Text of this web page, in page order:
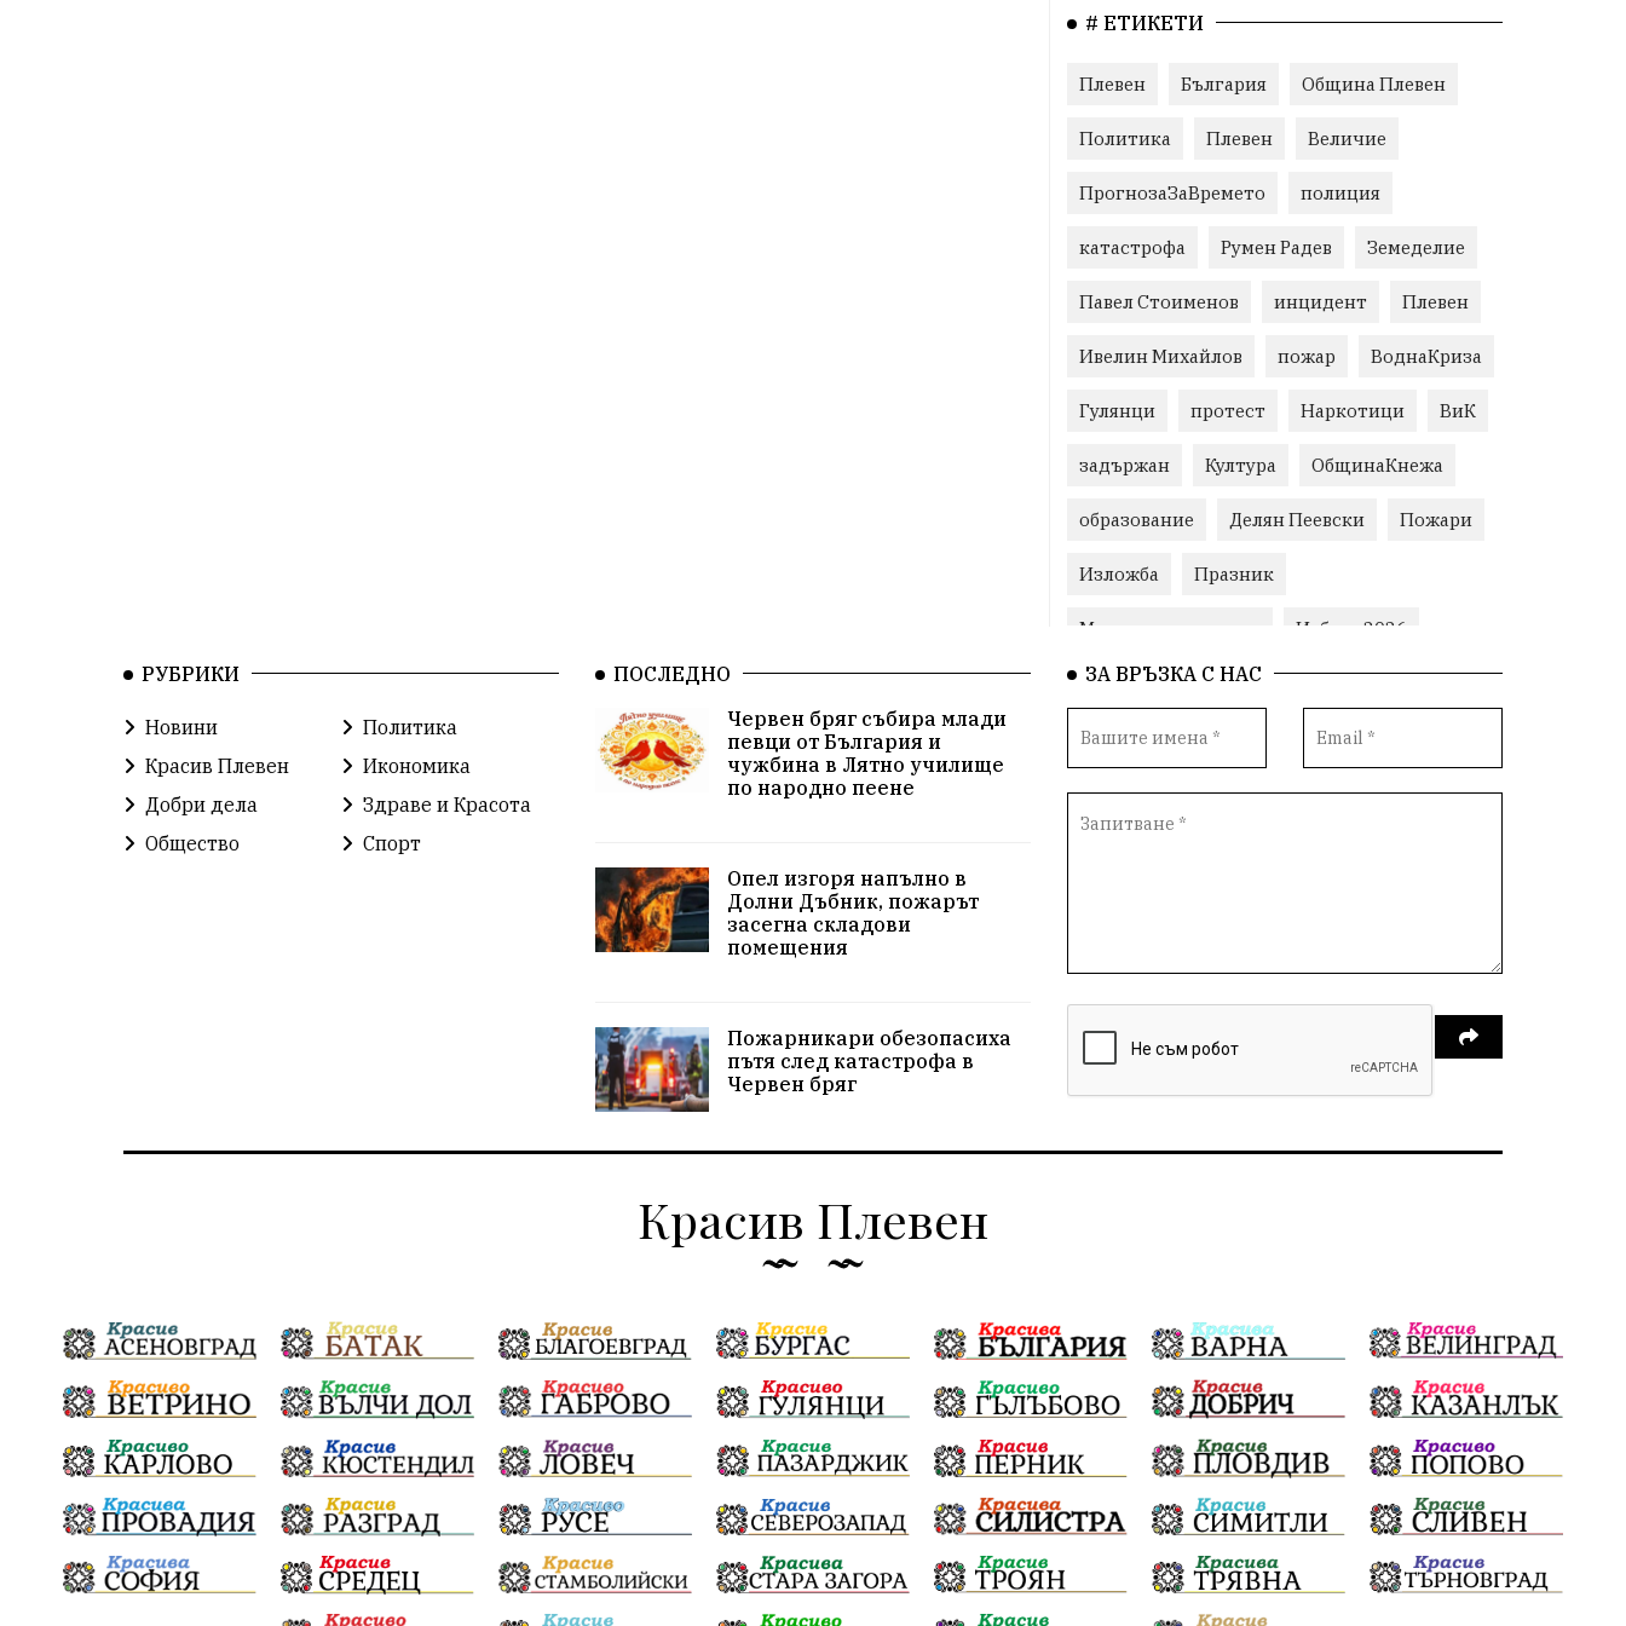
# ЕТИКЕТИ
Плевен България Община Плевен
Политика Плевен Величие
ПрогнозаЗаВремето полиция
катастрофа Румен Радев Земеделие
Павел Стоименов инцидент Плевен
Ивелин Михайлов пожар ВоднаКриза
Гулянци протест Наркотици ВиК
задържан Култура ОбщинаКнежа
образование Делян Пеевски Пожари
Изложба Празник
Министерски съвет Избори2026
Корупция воден режим
ЛетниПожари ОбластПлевен
ученици ремонти Красив Плевен
Ивелин Михайлов инфраструктура
здравеопазване задържани
Народно събрание прокуратура
Бюджет2026 Плевенско Концерти
Традиции Избори
Разследване спорт ГДБОП
Финансиране Купуване на гласове
библиотека „Христо Смирненски“
РУБРИКИ
Новини
Политика
Красив Плевен
Икономика
Добри дела
Здраве и Красота
Общество
Спорт
ПОСЛЕДНО
Червен бряг събира млади
певци от България и
чужбина в Лятно училище
по народно пеене
Опел изгоря напълно в
Долни Дъбник, пожарът
засегна складови
помещения
Пожарникари обезопасиха
пътя след катастрофа в
Червен бряг
ЗА ВРЪЗКА С НАС
Красив Плевен